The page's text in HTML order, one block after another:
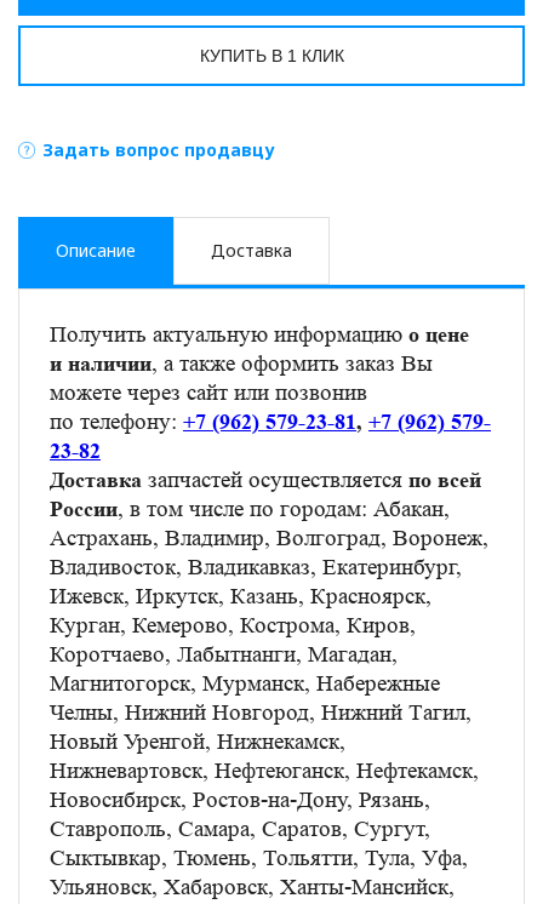
КУПИТЬ В 1 КЛИК
Задать вопрос продавцу
Описание Доставка
Получить актуальную информацию о цене
и наличии, а также оформить заказ Вы
можете через сайт или позвонив
по телефону: +7 (962) 579-23-81, +7 (962) 579-
23-82
Доставка запчастей осуществляется по всей
России, в том числе по городам: Абакан,
Астрахань, Владимир, Волгоград, Воронеж,
Владивосток, Владикавказ, Екатеринбург,
Ижевск, Иркутск, Казань, Красноярск,
Курган, Кемерово, Кострома, Киров,
Коротчаево, Лабытнанги, Магадан,
Магнитогорск, Мурманск, Набережные
Челны, Нижний Новгород, Нижний Тагил,
Новый Уренгой, Нижнекамск,
Нижневартовск, Нефтеюганск, Нефтекамск,
Новосибирск, Ростов-на-Дону, Рязань,
Ставрополь, Самара, Саратов, Сургут,
Сыктывкар, Тюмень, Тольятти, Тула, Уфа,
Ульяновск, Хабаровск, Ханты-Мансийск,